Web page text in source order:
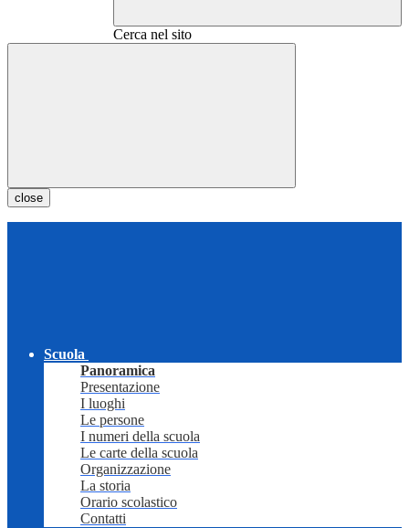
Cerca nel sito
close
Scuola
Panoramica
Presentazione
I luoghi
Le persone
I numeri della scuola
Le carte della scuola
Organizzazione
La storia
Orario scolastico
Contatti